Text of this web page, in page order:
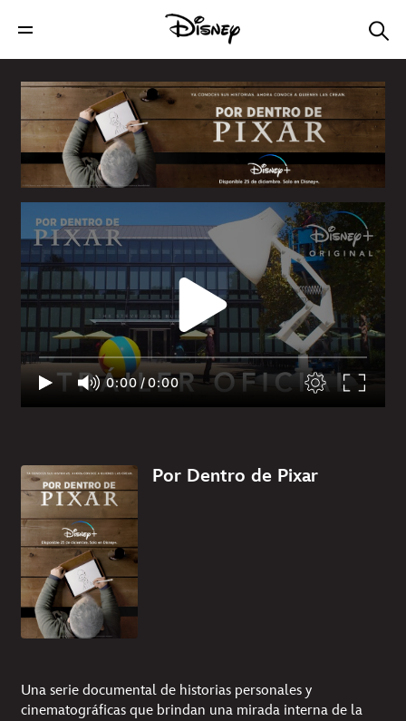
0:00 /0:00
Por Dentro de Pixar
Una serie documental de historias personales y
cinematográficas que brindan una mirada interna de la